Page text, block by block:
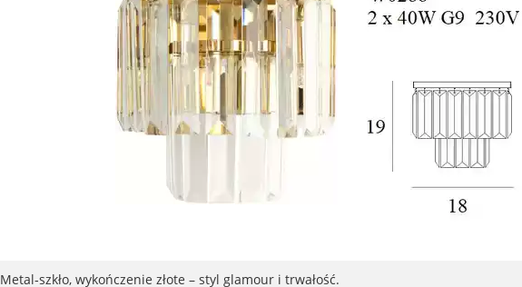
Metal‑szkło, wykończenie złote – styl glamour i trwałość.